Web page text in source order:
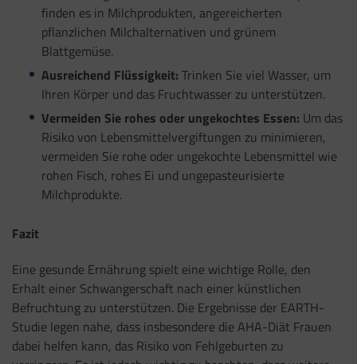
finden es in Milchprodukten, angereicherten
pflanzlichen Milchalternativen und grünem
Blattgemüse.
Ausreichend Flüssigkeit: Trinken Sie viel Wasser, um
Ihren Körper und das Fruchtwasser zu unterstützen.
Vermeiden Sie rohes oder ungekochtes Essen: Um das
Risiko von Lebensmittelvergiftungen zu minimieren,
vermeiden Sie rohe oder ungekochte Lebensmittel wie
rohen Fisch, rohes Ei und ungepasteurisierte
Milchprodukte.
Fazit
Eine gesunde Ernährung spielt eine wichtige Rolle, den
Erhalt einer Schwangerschaft nach einer künstlichen
Befruchtung zu unterstützen. Die Ergebnisse der EARTH-
Studie legen nahe, dass insbesondere die AHA-Diät Frauen
dabei helfen kann, das Risiko von Fehlgeburten zu